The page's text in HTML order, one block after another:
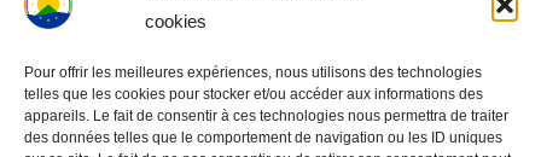
cookies
Pour offrir les meilleures expériences, nous utilisons des technologies
telles que les cookies pour stocker et/ou accéder aux informations des
appareils. Le fait de consentir à ces technologies nous permettra de traiter
des données telles que le comportement de navigation ou les ID uniques
FacebookLinkedIn
X TelegramPinterestCopy Email